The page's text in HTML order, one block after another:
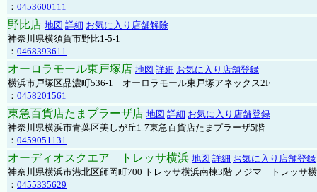
： 0453600111
野比店 地図 詳細 お気に入り店舗解除
神奈川県横須賀市野比1-5-1
： 0468393611
オーロラモール東戸塚店 地図 詳細 お気に入り店舗登録
横浜市戸塚区品濃町536-1 オーロラモール東戸塚アネックス2F
： 0458201561
東急百貨店たまプラーザ店 地図 詳細 お気に入り店舗登録
神奈川県横浜市青葉区美しが丘1-7東急百貨店たまプラーザ5階
： 0459051131
オーディオスクエア トレッサ横浜 地図 詳細 お気に入り店舗登録
神奈川県横浜市港北区師岡町700 トレッサ横浜南棟3階 ノジマ トレッサ
： 0455335629